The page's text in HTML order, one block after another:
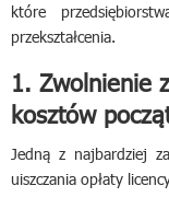
które
przekształcenia.
1. Zwolnienie
kosztów
Jedną z najbardziej
uiszczania opłaty